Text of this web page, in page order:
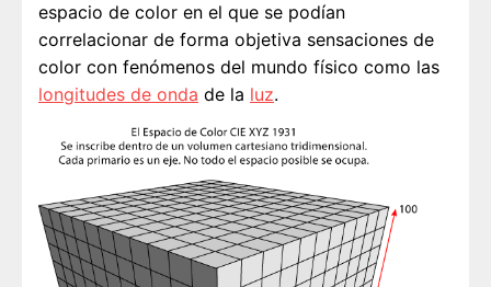
espacio de color en el que se podían
correlacionar de forma objetiva sensaciones de
color con fenómenos del mundo físico como las
longitudes de onda de la luz.